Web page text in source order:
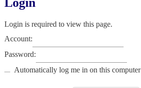
Login is required to view this page.
Account:
Password:
Automatically log me in on this computer